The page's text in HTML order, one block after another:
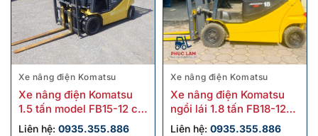
Xe nâng điện Komatsu
Xe nâng điện Komatsu
1.5 tấn model FB15-12 cũ
sx 2019
Liên hệ: 0935.355.886
Xe nâng điện Komatsu
Xe nâng điện Komatsu
ngồi lái 1.8 tấn FB18-12
cũ
Liên hệ: 0935.355.886